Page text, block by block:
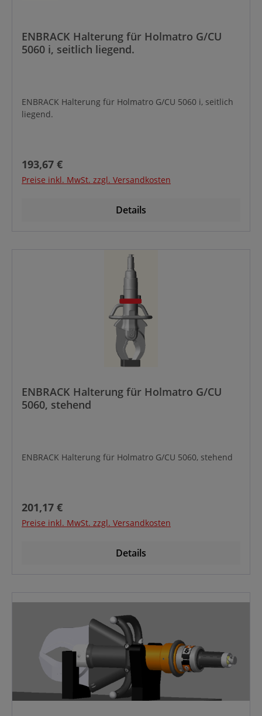
ENBRACK Halterung für Holmatro G/CU
5060 i, seitlich liegend.
ENBRACK Halterung für Holmatro G/CU 5060 i, seitlich
liegend.
Regulärer Preis:
193,67 €
Preise inkl. MwSt. zzgl. Versandkosten
Details
ENBRACK Halterung für Holmatro G/CU
5060, stehend
ENBRACK Halterung für Holmatro G/CU 5060, stehend
Regulärer Preis:
201,17 €
Preise inkl. MwSt. zzgl. Versandkosten
Details